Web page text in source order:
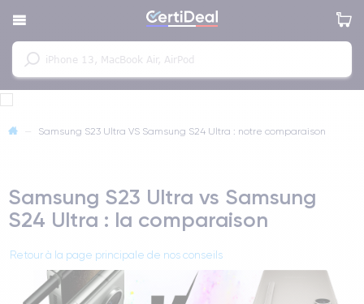
— Samsung S23 Ultra VS Samsung S24 Ultra : notre comparaison
Samsung S23 Ultra vs Samsung
S24 Ultra : la comparaison
Retour à la page principale de nos conseils